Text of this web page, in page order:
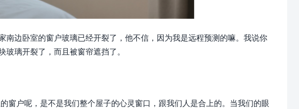
南边卧室的窗户玻璃已经开裂了，他不信，因为我是远程预测的嘛。我说你
璃开裂了，而且被窗帘遮挡了。
窗户呢，是不是我们整个屋子的心灵窗口，跟我们人是合上的。当我们的眼